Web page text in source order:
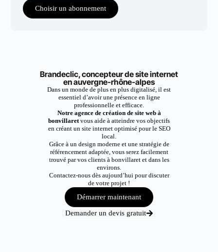
Choisir un abonnement
Brandeclic, concepteur de site internet
en auvergne-rhône-alpes
Dans un monde de plus en plus digitalisé, il est
essentiel d’avoir une présence en ligne
professionnelle et efficace.
Notre agence de création de site web à
bonvillaretvous aide à atteindre vos objectifs
en créant un site internet optimisé pour le SEO
local.
Grâce à un design moderne et une stratégie de
référencement adaptée, vous serez facilement
trouvé par vos clients à bonvillaret et dans les
environs.
Contactez-nous dès aujourd’hui pour discuter
de votre projet !
Démarrer maintenant
Demander un devis gratuit